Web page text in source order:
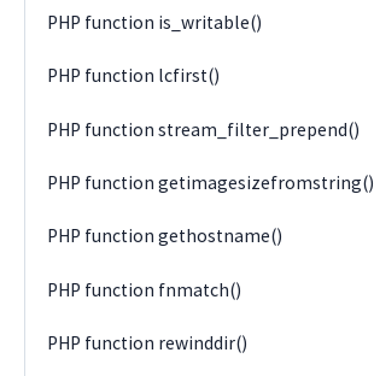
PHP function is_writable()
PHP function lcfirst()
PHP function stream_filter_prepend()
PHP function getimagesizefromstring()
PHP function gethostname()
PHP function fnmatch()
PHP function rewinddir()